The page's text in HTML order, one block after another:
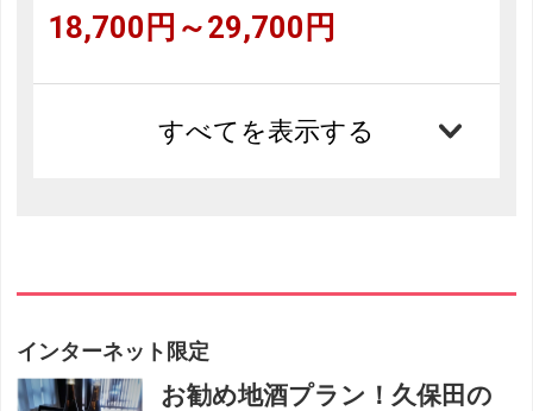
18,700円～29,700円
すべてを表示する
インターネット限定
お勧め地酒プラン！久保田の